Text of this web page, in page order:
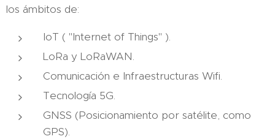
los ámbitos de:
IoT ( "Internet of Things" ).
LoRa y LoRaWAN.
Comunicación e Infraestructuras Wifi.
Tecnología 5G.
GNSS (Posicionamiento por satélite, como
GPS).